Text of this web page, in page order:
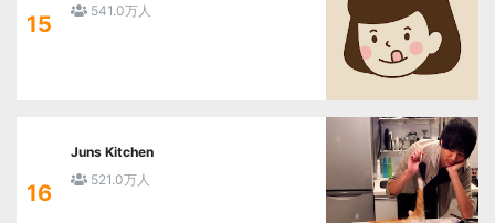
15
541.0万人
16
Juns Kitchen
521.0万人